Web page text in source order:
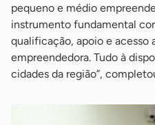
pequeno e médio
instrumento fundamental
qualificação, apoio e acesso
empreendedora. Tudo à
cidades da região”,